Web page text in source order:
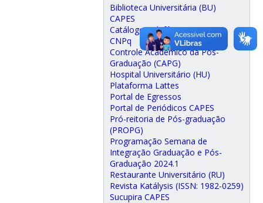
Biblioteca Universitária (BU)
CAPES
Catálogo Telefônico UFSC
CNPq
Controle Acadêmico da Pós-
Graduação (CAPG)
Hospital Universitário (HU)
Plataforma Lattes
Portal de Egressos
Portal de Periódicos CAPES
Pró-reitoria de Pós-graduação
(PROPG)
Programação Semana de
Integração Graduação e Pós-
Graduação 2024.1
Restaurante Universitário (RU)
Revista Katálysis (ISSN: 1982-0259)
Sucupira CAPES